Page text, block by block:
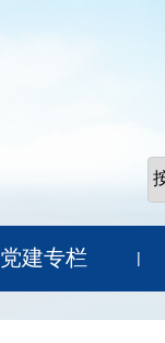
党建专栏 |